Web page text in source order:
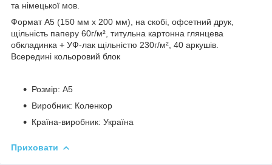
та німецької мов.
Формат А5 (150 мм х 200 мм), на скобі, офсетний друк,
щільність паперу 60г/м², титульна картонна глянцева
обкладинка + УФ-лак щільністю 230г/м², 40 аркушів.
Всередині кольоровий блок
Розмір: А5
Виробник: Коленкор
Країна-виробник: Україна
Приховати